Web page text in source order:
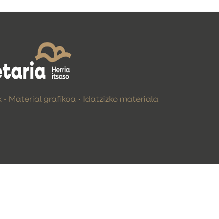
Material grafikoa Idatzizko materiala